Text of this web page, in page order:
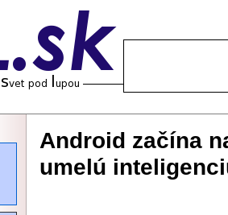
Android začína
umelú